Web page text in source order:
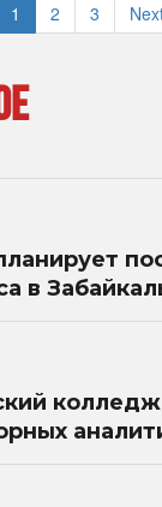
1 2 3
в